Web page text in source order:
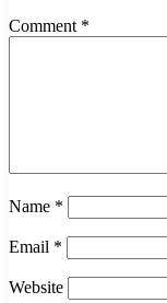
Comment *
Name *
Email *
Website